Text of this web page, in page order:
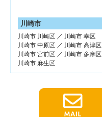
川崎市
川崎市 川崎区 ／ 川崎市 幸区
川崎市 中原区 ／ 川崎市 高津区
川崎市 宮前区 ／ 川崎市 多摩区
川崎市 麻生区